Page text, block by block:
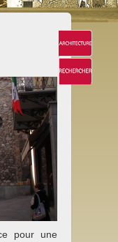
pour une